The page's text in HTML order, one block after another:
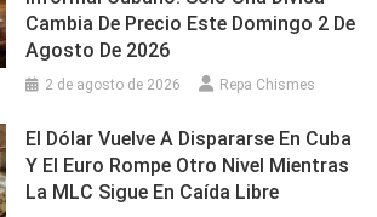
Cambia De Precio Este Domingo 2 De
Agosto De 2026
2 de agosto de 2026 Repa Chismes
El Dólar Vuelve A Dispararse En Cuba
Y El Euro Rompe Otro Nivel Mientras
La MLC Sigue En Caída Libre